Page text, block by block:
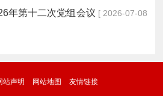
年第十二次党组会议 [ 2026-07-08
站声明 网站地图 友情链接